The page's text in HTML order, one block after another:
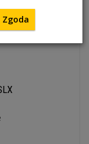
Zgoda